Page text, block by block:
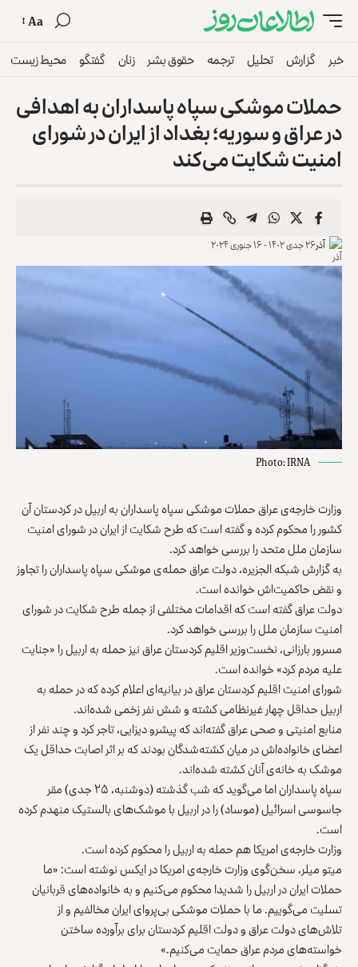
Aa
خبر گزارش تحلیل ترجمه حقوق بشر زنان گفتگو محیط زیست
حملات موشکی سپاه پاسداران به اهدافی
در عراق و سوریه؛ بغداد از ایران در شورای
امنیت شکایت می‌کند
آذر۲۶ جدی ۱۴۰۲ - ۱۶ جنوری ۲۰۲۴
Photo: IRNA
وزارت خارجه‌ی عراق حملات موشکی سپاه پاسداران به اربیل در کردستان آن
کشور را محکوم کرده و گفته است که طرح شکایت از ایران در شورای امنیت
سازمان ملل متحد را بررسی خواهد کرد.
به گزارش شبکه الجزیره، دولت عراق حمله‌ی موشکی سپاه پاسداران را تجاوز
و نقض حاکمیت‌اش خوانده است.
دولت عراق گفته است که اقدامات مختلفی از جمله طرح شکایت در شورای
امنیت سازمان ملل را بررسی خواهد کرد.
مسرور بارزانی، نخست‌وزیر اقلیم کردستان عراق نیز حمله به اربیل را «جنایت
علیه مردم کرد» خوانده است.
شورای امنیت اقلیم کردستان عراق در بیانیه‌ای اعلام کرده که در حمله به
اربیل حداقل چهار غیرنظامی کشته و شش نفر زخمی شده‌اند.
منابع امنیتی و صحی عراق گفته‌اند که پیشرو دیزایی، تاجر کرد و چند نفر از
اعضای خانواده‌اش در میان کشته‌شدگان بودند که بر اثر اصابت حداقل یک
موشک به خانه‌ی آنان کشته شده‌اند.
سپاه پاسداران اما می‌گوید که شب گذشته (دوشنبه، ۲۵ جدی) مقر
جاسوسی اسرائیل (موساد) را در اربیل با موشک‌های بالستیک منهدم کرده
است.
وزارت خارجه‌ی امریکا هم حمله به اربیل را محکوم کرده است.
میتو میلر، سخن‌گوی وزارت خارجه‌ی امریکا در ایکس نوشته است: «ما
حملات ایران در اربیل را شدیدا محکوم می‌کنیم و به خانواده‌های قربانیان
تسلیت می‌گوییم. ما با حملات موشکی بی‌پروای ایران مخالفیم و از
تلاش‌های دولت عراق و دولت اقلیم کردستان برای برآورده ساختن
خواسته‌های مردم عراق حمایت می‌کنیم.»